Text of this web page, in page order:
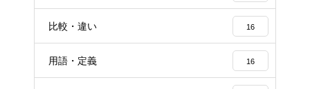
比較・違い 16
用語・定義 16